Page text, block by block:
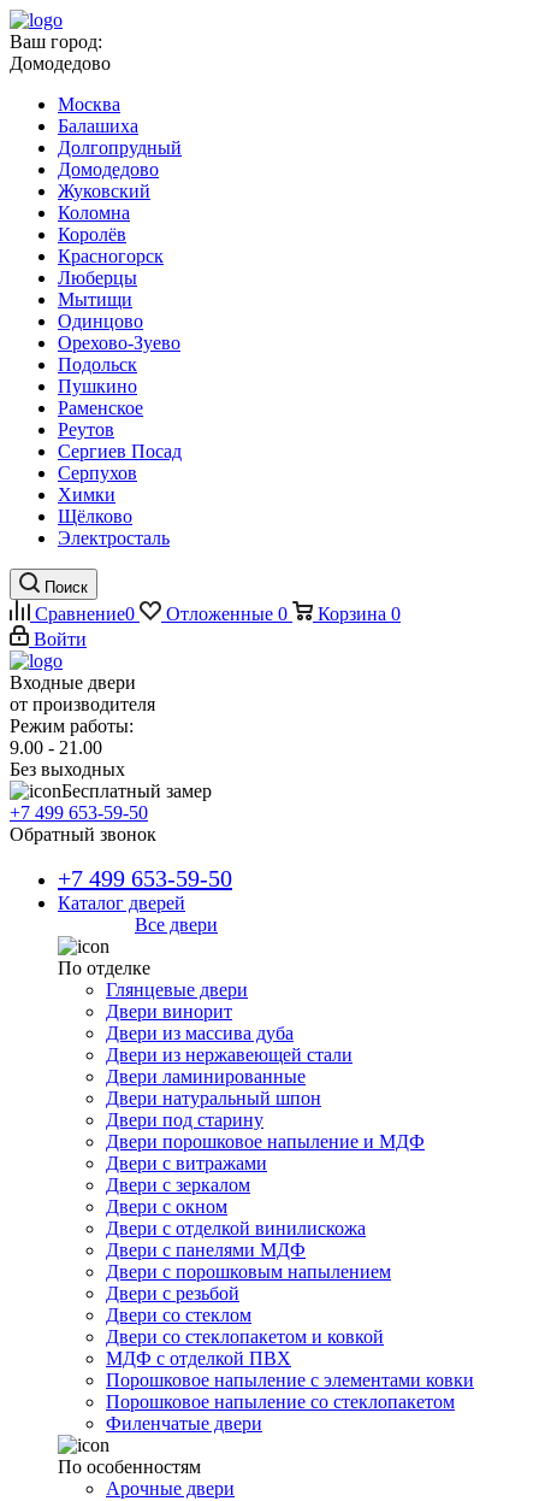
Ваш город:
Домодедово
Москва
Балашиха
Долгопрудный
Домодедово
Жуковский
Коломна
Королёв
Красногорск
Люберцы
Мытищи
Одинцово
Орехово-Зуево
Подольск
Пушкино
Раменское
Реутов
Сергиев Посад
Серпухов
Химки
Щёлково
Электросталь
Поиск
Сравнение0 Отложенные 0 Корзина 0
Войти
Входные двери
от производителя
Режим работы:
9.00 - 21.00
Без выходных
Бесплатный замер
+7 499 653-59-50
Обратный звонок
+7 499 653-59-50
Каталог дверей
Все двери
По отделке
Глянцевые двери
Двери винорит
Двери из массива дуба
Двери из нержавеющей стали
Двери ламинированные
Двери натуральный шпон
Двери под старину
Двери порошковое напыление и МДФ
Двери с витражами
Двери с зеркалом
Двери с окном
Двери с отделкой винилискожа
Двери с панелями МДФ
Двери с порошковым напылением
Двери с резьбой
Двери со стеклом
Двери со стеклопакетом и ковкой
МДФ с отделкой ПВХ
Порошковое напыление с элементами ковки
Порошковое напыление со стеклопакетом
Филенчатые двери
По особенностям
Арочные двери